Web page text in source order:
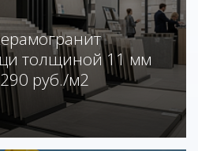
толщиной 11 мм
руб./м2